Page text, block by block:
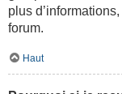
plus
forum.
Haut